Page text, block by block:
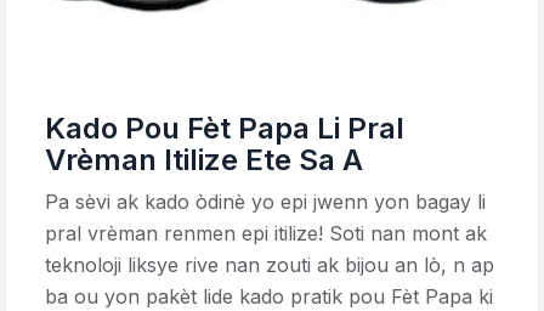
Kado Pou Fèt Papa Li Pral
Vrèman Itilize Ete Sa A
Pa sèvi ak kado òdinè yo epi jwenn yon bagay li
pral vrèman renmen epi itilize! Soti nan mont ak
teknoloji liksye rive nan zouti ak bijou an lò, n ap
ba ou yon pakèt lide kado pratik pou Fèt Papa ki